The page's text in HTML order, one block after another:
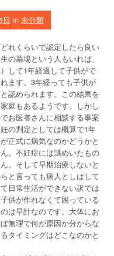
日 in 未分類
れくらいで認定したら良い
の墓場という人もいれば、
して1年経過して子供がで
ます。3年経っても子供が
認められます。この結果を
庭もあるようです。しかし
お医者さんに相談する事案
の判定としては概算で1年
正式に病気なのかどうかと
。不妊症には謎めいたもの
。そして早期治療しないと
と言っても病人としはして
日常生活ができない訳では
供が作れなくて困っている
は早計なのです。大体にお
無理で何が原因か分からな
タイミングはどこなのかと